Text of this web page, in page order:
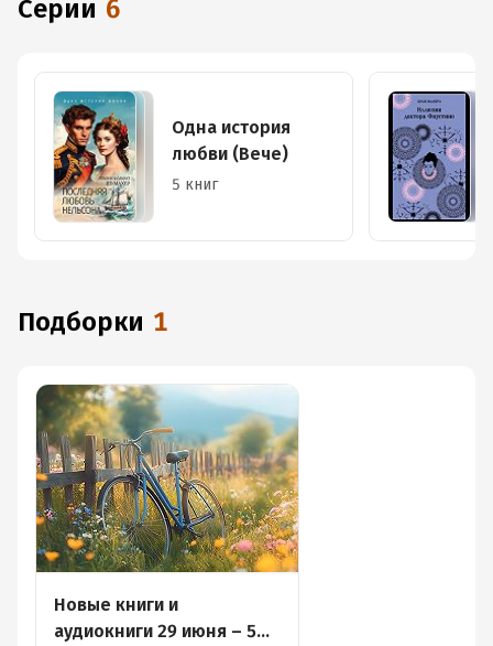
Серии 6
Одна история
любви (Вече)
5 книг
Подборки 1
Новые книги и
аудиокниги 29 июня – 5